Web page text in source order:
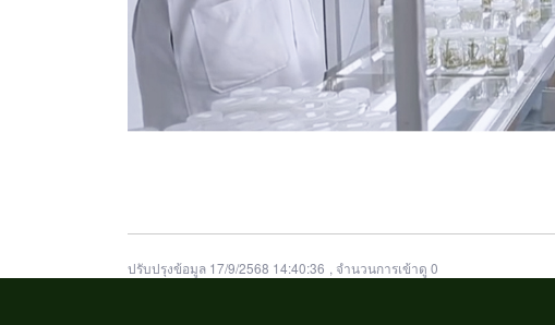
ปรับปรุงข้อมูล 17/9/2568 14:40:36 , จำนวนการเข้าดู 0